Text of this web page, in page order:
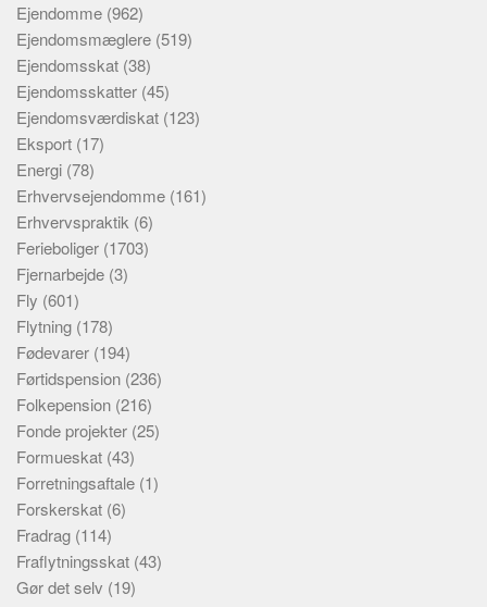
Ejendomme (962)
Ejendomsmæglere (519)
Ejendomsskat (38)
Ejendomsskatter (45)
Ejendomsværdiskat (123)
Eksport (17)
Energi (78)
Erhvervsejendomme (161)
Erhvervspraktik (6)
Ferieboliger (1703)
Fjernarbejde (3)
Fly (601)
Flytning (178)
Fødevarer (194)
Førtidspension (236)
Folkepension (216)
Fonde projekter (25)
Formueskat (43)
Forretningsaftale (1)
Forskerskat (6)
Fradrag (114)
Fraflytningsskat (43)
Gør det selv (19)